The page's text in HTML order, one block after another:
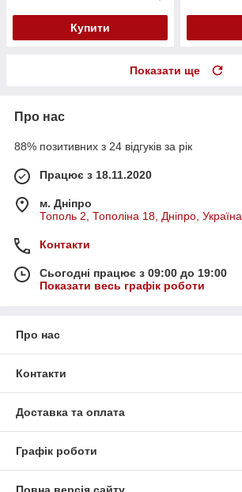
Купити
Показати ще
Про нас
88% позитивних з 24 відгуків за рік
Працює з 18.11.2020
м. Дніпро
Тополь 2, Тополіна 18, Дніпро, Україна
Контакти
Сьогодні працює з 09:00 до 19:00
Показати весь графік роботи
Про нас
Контакти
Доставка та оплата
Графік роботи